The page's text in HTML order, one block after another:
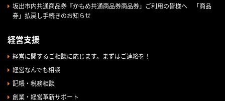
坂出市内共通商品券『かもめ共通商品券商品券」ご利用の皆様へ 「商品
券」払戻し手続きのお知らせ
経営支援
経営に関するご相談に応じます。まずはご連絡を！
経営なんでも相談
記帳・税務相談
創業・経営革新サポート